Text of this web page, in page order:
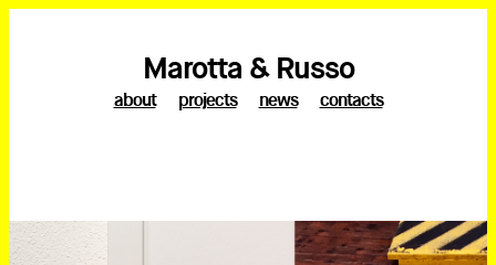
Marotta & Russo
about projects news contacts